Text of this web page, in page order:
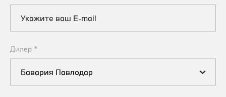
Дилер *